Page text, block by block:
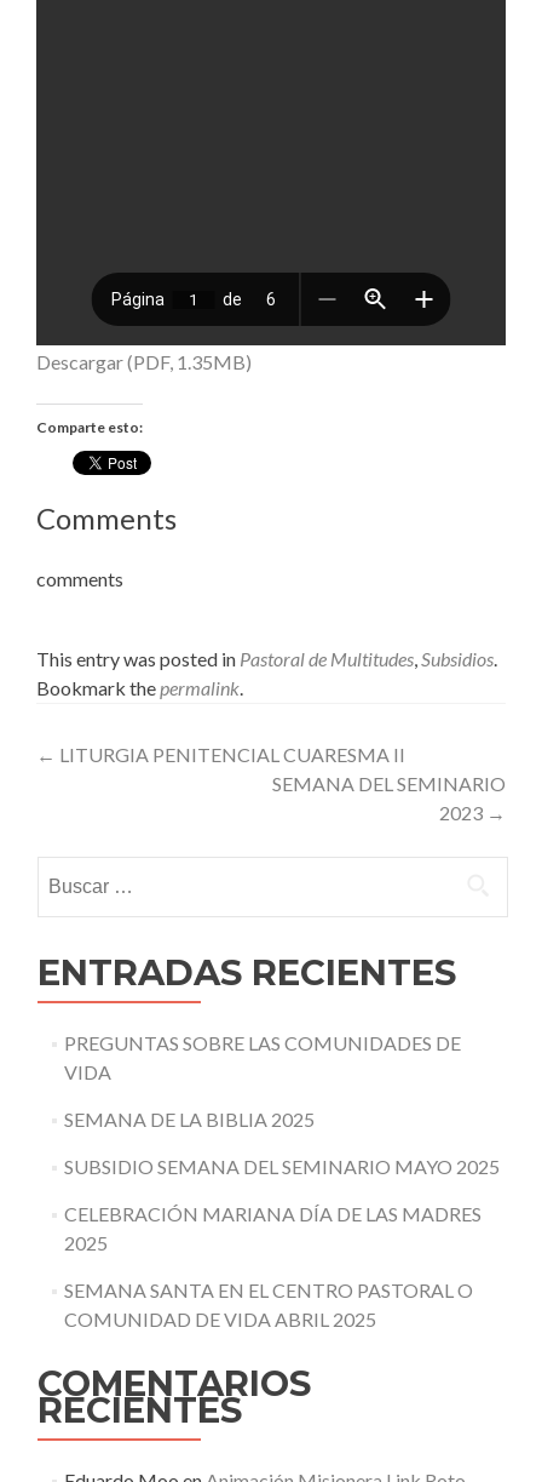
Descargar (PDF, 1.35MB)
Comparte esto:
Comments
comments
This entry was posted in Pastoral de Multitudes,Subsidios.
Bookmark thepermalink.
Post
← LITURGIA PENITENCIAL CUARESMA II
SEMANA DEL SEMINARIO
2023 →
ENTRADAS RECIENTES
PREGUNTAS SOBRE LAS COMUNIDADES DE
VIDA
SEMANA DE LA BIBLIA 2025
SUBSIDIO SEMANA DEL SEMINARIO MAYO 2025
CELEBRACIÓN MARIANA DÍA DE LAS MADRES
2025
SEMANA SANTA EN EL CENTRO PASTORAL O
COMUNIDAD DE VIDA ABRIL 2025
COMENTARIOS
RECIENTES